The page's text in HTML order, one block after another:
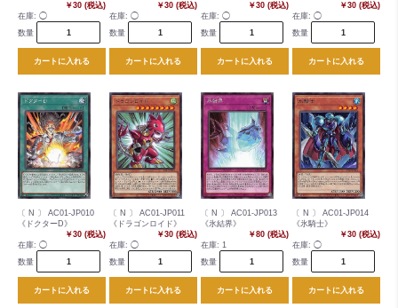
￥30 (税込)
在庫: ◯
数量
カートに入れる
￥30 (税込)
在庫: ◯
数量
カートに入れる
￥30 (税込)
在庫: ◯
数量
カートに入れる
￥30 (税込)
在庫: ◯
数量
カートに入れる
〔 N 〕 AC01-JP010
《ドクターD》
￥30 (税込)
在庫: ◯
数量
カートに入れる
〔 N 〕 AC01-JP011
《ドラゴンロイド》
￥30 (税込)
在庫: ◯
数量
カートに入れる
〔 N 〕 AC01-JP013
《氷結界》
￥80 (税込)
在庫: 1
数量
カートに入れる
〔 N 〕 AC01-JP014
《氷騎士》
￥30 (税込)
在庫: ◯
数量
カートに入れる